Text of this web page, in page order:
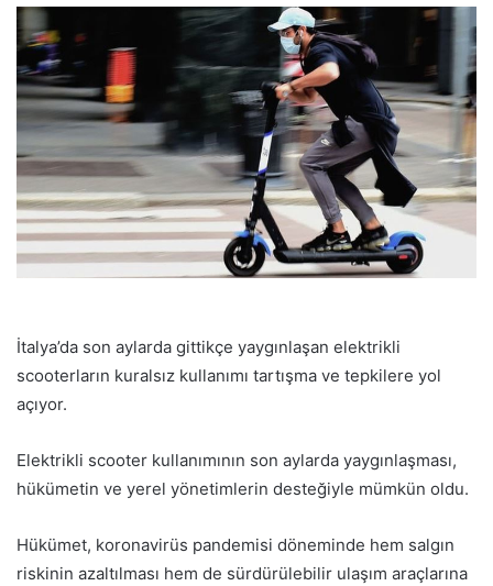
s
t
a
g
ö
n
d
m
e
İtalya’da son aylarda gittikçe yaygınlaşan elektrikli
scooterların kuralsız kullanımı tartışma ve tepkilere yol
açıyor.
Elektrikli scooter kullanımının son aylarda yaygınlaşması,
hükümetin ve yerel yönetimlerin desteğiyle mümkün oldu.
Hükümet, koronavirüs pandemisi döneminde hem salgın
riskinin azaltılması hem de sürdürülebilir ulaşım araçlarına